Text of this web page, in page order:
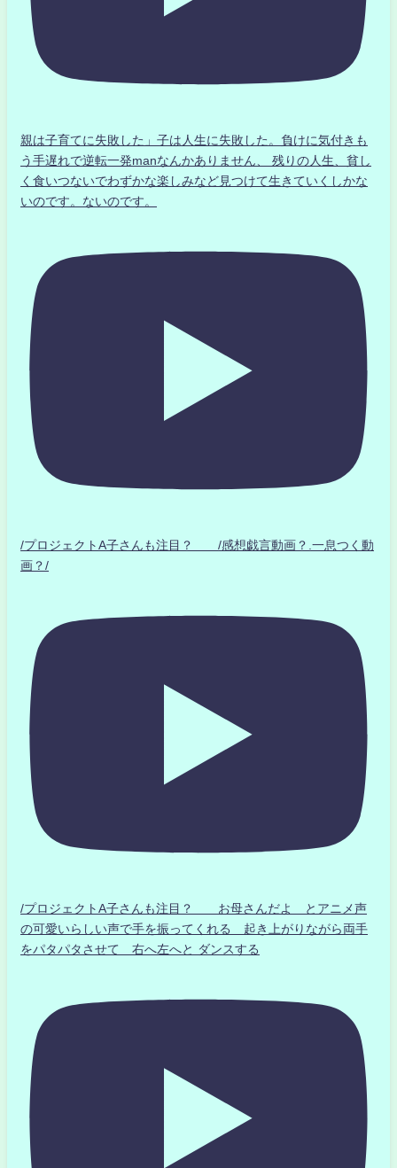
親は子育てに失敗した」子は人生に失敗した。負けに気付きも
う手遅れで逆転一発manなんかありません、 残りの人生、貧し
く食いつないでわずかな楽しみなど見つけて生きていくしかな
いのです。ないのです。
/プロジェクトA子さんも注目？ /感想戯言動画？.一息つく動
画？/
/プロジェクトA子さんも注目？ お母さんだよ とアニメ声
の可愛いらしい声で手を振ってくれる 起き上がりながら両手
をパタパタさせて 右へ左へと ダンスする